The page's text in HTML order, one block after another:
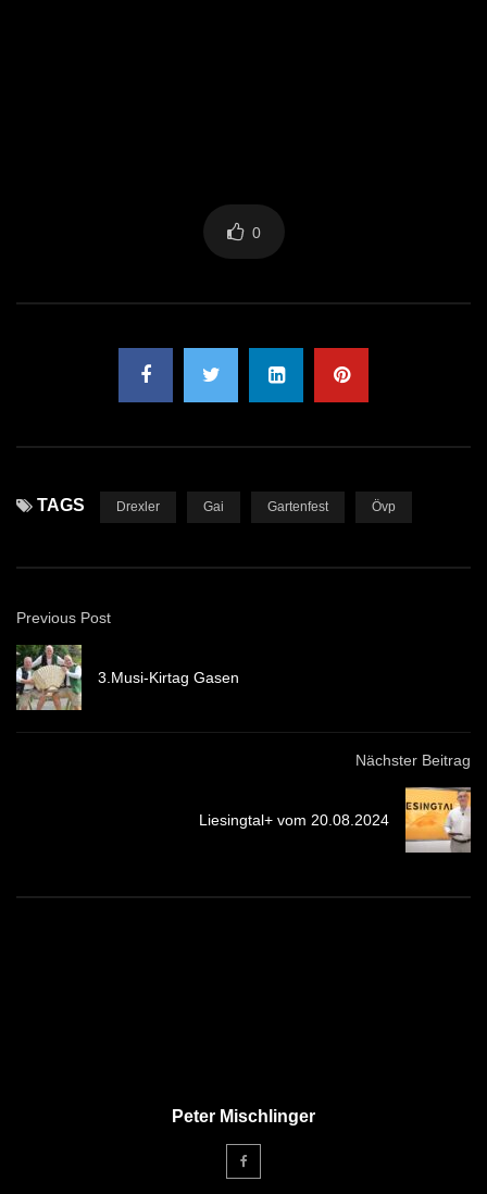
0
TAGS Drexler Gai Gartenfest Övp
Previous Post
3.Musi-Kirtag Gasen
Nächster Beitrag
Liesingtal+ vom 20.08.2024
Peter Mischlinger